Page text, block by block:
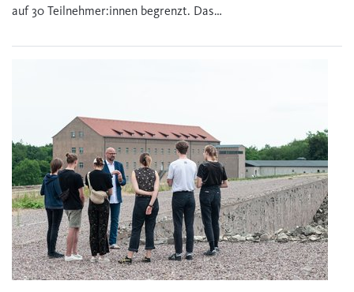
auf 30 Teilnehmer:innen begrenzt. Das…